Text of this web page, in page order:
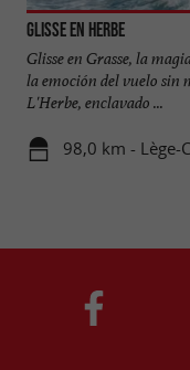
Glisse en Herbe
Glisse en Grasse, la
la emoción del vuelo sin
L'Herbe, enclavado ...
98,0 km - Lège-